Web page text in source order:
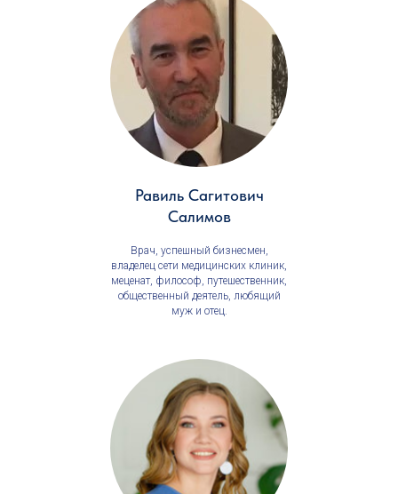
Равиль Сагитович
Салимов
Врач, успешный бизнесмен,
владелец сети медицинских клиник,
меценат, философ, путешественник,
общественный деятель, любящий
муж и отец.